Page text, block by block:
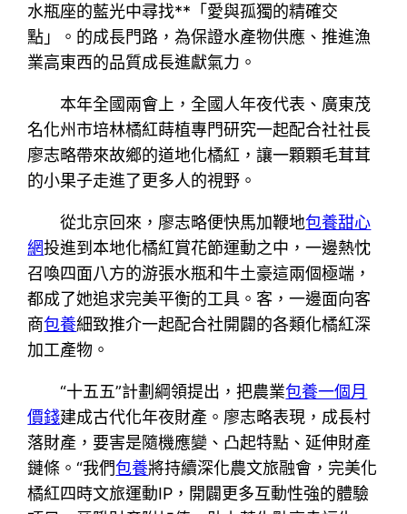
水瓶座的藍光中尋找**「愛與孤獨的精確交
點」。的成長門路，為保證水產物供應、推進漁
業高東西的品質成長進獻氣力。
本年全國兩會上，全國人年夜代表、廣東茂
名化州市培林橘紅蒔植專門研究一起配合社社長
廖志略帶來故鄉的道地化橘紅，讓一顆顆毛茸茸
的小果子走進了更多人的視野。
從北京回來，廖志略便快馬加鞭地包養甜心
網投進到本地化橘紅賞花節運動之中，一邊熱忱
召喚四面八方的游張水瓶和牛土豪這兩個極端，
都成了她追求完美平衡的工具。客，一邊面向客
商包養細致推介一起配合社開闢的各類化橘紅深
加工產物。
“十五五”計劃綱領提出，把農業包養一個月
價錢建成古代化年夜財產。廖志略表現，成長村
落財產，要害是隨機應變、凸起特點、延伸財產
鏈條。“我們包養將持續深化農文旅融會，完美化
橘紅四時文旅運動IP，開闢更多互動性強的體驗